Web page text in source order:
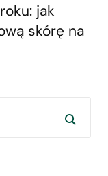
jak
skórę na